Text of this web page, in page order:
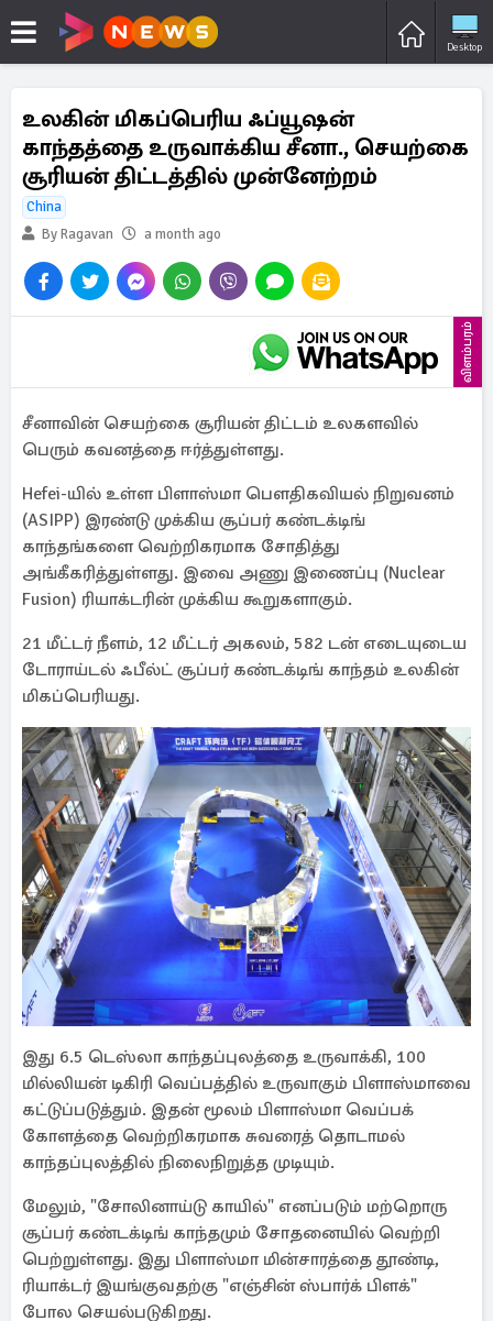
Desktop
உலகின் மிகப்பெரிய ஃப்யூஷன்
காந்தத்தை உருவாக்கிய சீனா., செயற்கை
சூரியன் திட்டத்தில் முன்னேற்றம்
China
By Ragavan
a month ago
விளம்பரம்
சீனாவின் செயற்கை சூரியன் திட்டம் உலகளவில்
பெரும் கவனத்தை ஈர்த்துள்ளது.
Hefei-யில் உள்ள பிளாஸ்மா பௌதிகவியல் நிறுவனம்
(ASIPP) இரண்டு முக்கிய சூப்பர் கண்டக்டிங்
காந்தங்களை வெற்றிகரமாக சோதித்து
அங்கீகரித்துள்ளது. இவை அணு இணைப்பு (Nuclear
Fusion) ரியாக்டரின் முக்கிய கூறுகளாகும்.
21 மீட்டர் நீளம், 12 மீட்டர் அகலம், 582 டன் எடையுடைய
டோராய்டல் ஃபீல்ட் சூப்பர் கண்டக்டிங் காந்தம் உலகின்
மிகப்பெரியது.
இது 6.5 டெஸ்லா காந்தப்புலத்தை உருவாக்கி, 100
மில்லியன் டிகிரி வெப்பத்தில் உருவாகும் பிளாஸ்மாவை
கட்டுப்படுத்தும். இதன் மூலம் பிளாஸ்மா வெப்பக்
கோளத்தை வெற்றிகரமாக சுவரைத் தொடாமல்
காந்தப்புலத்தில் நிலைநிறுத்த முடியும்.
மேலும், "சோலினாய்டு காயில்" எனப்படும் மற்றொரு
சூப்பர் கண்டக்டிங் காந்தமும் சோதனையில் வெற்றி
பெற்றுள்ளது. இது பிளாஸ்மா மின்சாரத்தை தூண்டி,
ரியாக்டர் இயங்குவதற்கு "எஞ்சின் ஸ்பார்க் பிளக்"
போல செயல்படுகிறது.